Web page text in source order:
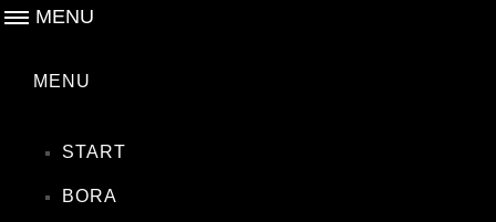
MENU
MENU
START
BORA